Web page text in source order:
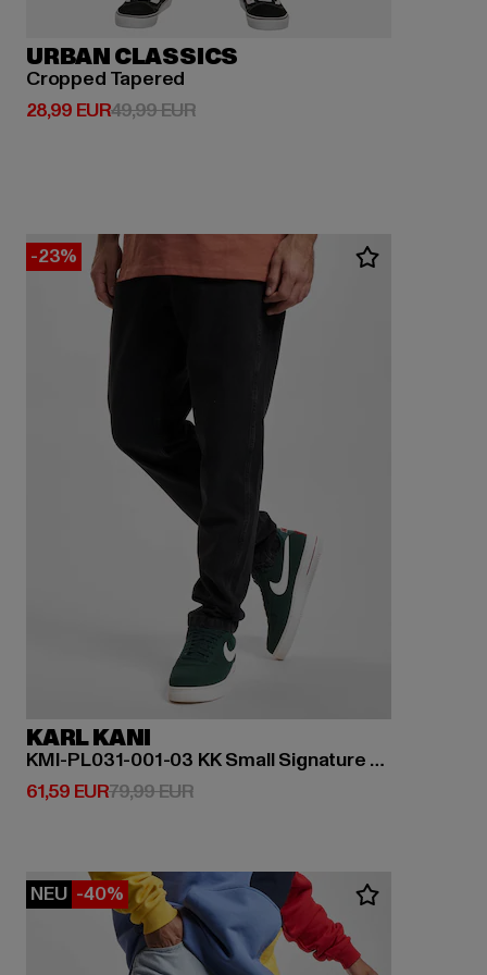
URBAN CLASSICS
Cropped Tapered
28,99 EUR
Derzeitiger Preis: 28,99 EUR
49,99 EURAktionspreis: 49,99 EUR
-23%
KARL KANI
KMI-PL031-001-03 KK Small Signature Tapered Five Pocket Denim
61,59 EUR
Derzeitiger Preis: 61,59 EUR
79,99 EURAktionspreis: 79,99 EUR
NEU -40%